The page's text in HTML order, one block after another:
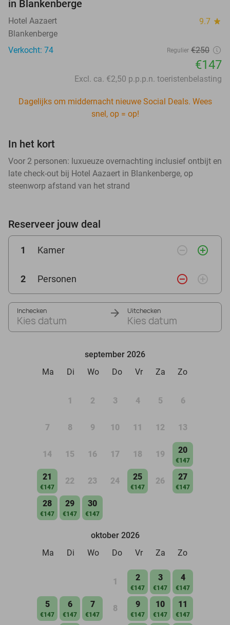
in Blankenberge
Hotel Aazaert 9.7 star
Blankenberge
Verkocht: 74
Regulier €250
€147
Excl. ca. €2,50 p.p.p.n. toeristenbelasting
Dagelijks om middernacht nieuwe Social Deals. Wees
snel, op = op!
In het kort
Voor 2 personen: luxueuze overnachting inclusief ontbijt en
late check-out bij Hotel Aazaert in Blankenberge, op
steenworp afstand van het strand
Reserveer jouw deal
1 Kamer remove_circle_outline add_circle_outline
2 Personen remove_circle_outline add_circle_outline
Inchecken
Kies datum
Uitchecken
Kies datum
september 2026
Ma
Di Wo Do Vr Za Zo
1 2 3 4 5 6
7 8 9 10 11 12 13
14 15 16 17 18 19 20
€147
21
€147
22 23 24 25
€147
26 27
€147
28
€147
29
€147
30
€147
oktober 2026
Ma
Di Wo Do Vr Za Zo
1 2
€147
3
€147
4
€147
5
€147
6
€147
7
€147
8 9
€147
10
€147
11
€147